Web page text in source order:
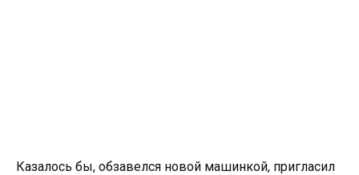
Казалось бы, обзавелся новой машинкой, пригласил